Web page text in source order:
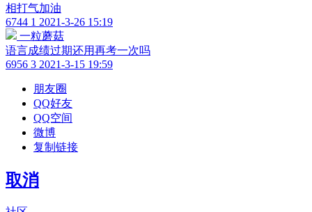
相打气加油
6744 1 2021-3-26 15:19
一粒蘑菇
语言成绩过期还用再考一次吗
6956 3 2021-3-15 19:59
朋友圈
QQ好友
QQ空间
微博
复制链接
取消